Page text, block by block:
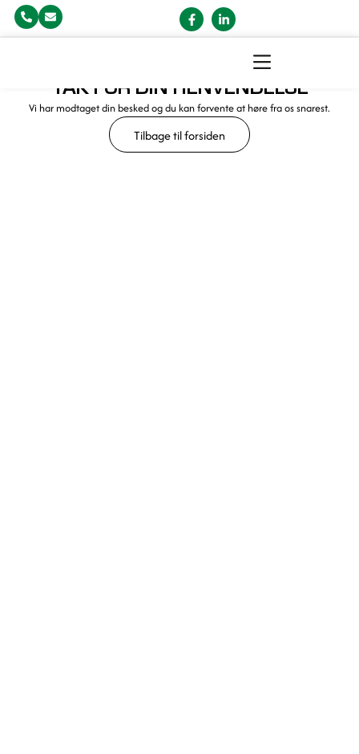
TAK FOR DIN HENVENDELSE
Vi har modtaget din besked og du kan forvente at høre fra os snarest.
Tilbage til forsiden